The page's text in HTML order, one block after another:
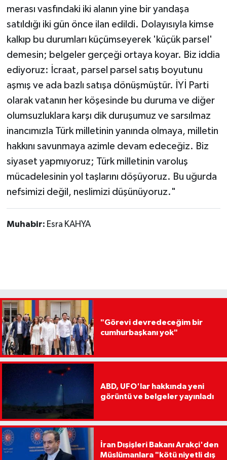
merası vasfındaki iki alanın yine bir yandaşa
satıldığı iki gün önce ilan edildi. Dolayısıyla kimse
kalkıp bu durumları küçümseyerek 'küçük parsel'
demesin; belgeler gerçeği ortaya koyar. Biz iddia
ediyoruz: İcraat, parsel parsel satış boyutunu
aşmış ve ada bazlı satışa dönüşmüştür. İYİ Parti
olarak vatanın her köşesinde bu duruma ve diğer
olumsuzluklara karşı dik duruşumuz ve sarsılmaz
inancımızla Türk milletinin yanında olmaya, milletin
hakkını savunmaya azimle devam edeceğiz. Biz
siyaset yapmıyoruz; Türk milletinin varoluş
mücadelesinin yol taşlarını döşüyoruz. Bu uğurda
nefsimizi değil, neslimizi düşünüyoruz."
Muhabir: Esra KAHYA
"Görevi devredeceğim bir
cumhurbaşkanı yok"
ABD, UFO'lar hakkında yeni
görüntü ve belgeler yayınladı
İran Dışişleri Bakanı Arakçi'den
Müslümanlara "kötü niyetli dış